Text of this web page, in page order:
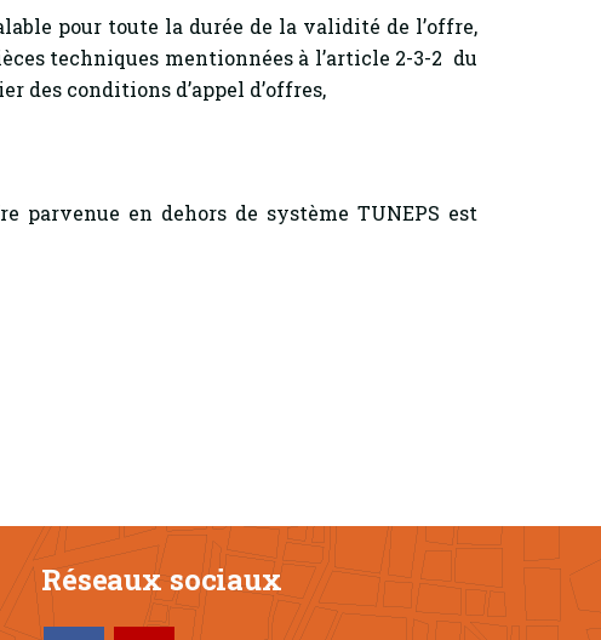
pour toute la durée de la validité de l’offre,
techniques mentionnées à l’article 2-3-2 du
des conditions d’appel d’offres,
parvenue en dehors de système TUNEPS est
Réseaux sociaux